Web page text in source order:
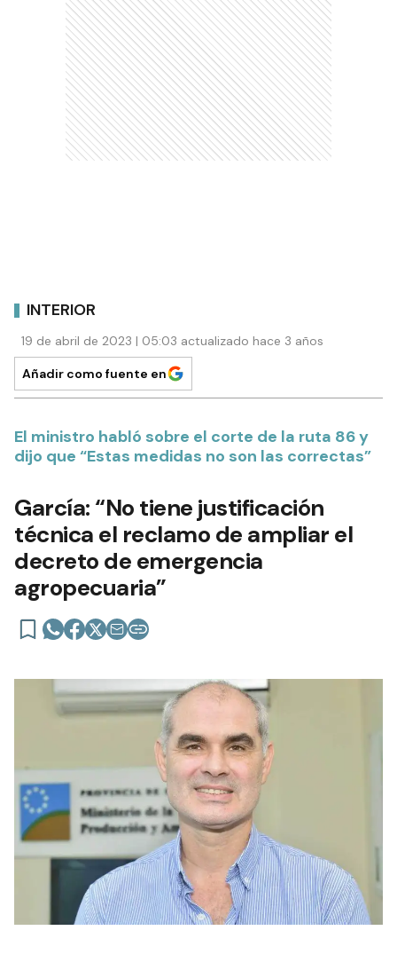
INTERIOR
19 de abril de 2023 | 05:03 actualizado hace 3 años
Añadir como fuente en
El ministro habló sobre el corte de la ruta 86 y
dijo que “Estas medidas no son las correctas”
García: “No tiene justificación
técnica el reclamo de ampliar el
decreto de emergencia
agropecuaria”